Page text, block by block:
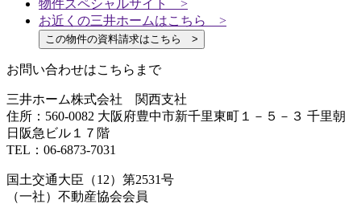
物件スペシャルサイト >
お近くの三井ホームはこちら >
この物件の資料請求はこちら >
お問い合わせはこちらまで
三井ホーム株式会社 関西支社
住所：560-0082 大阪府豊中市新千里東町１－５－３ 千里朝
日阪急ビル１７階
TEL：06-6873-7031
国土交通大臣（12）第2531号
（一社）不動産協会会員